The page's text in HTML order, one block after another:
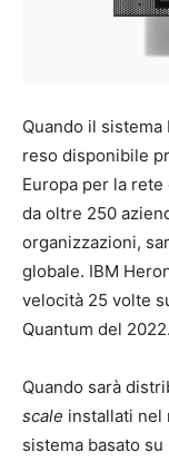
Quando il sistema
reso disponibile
Europa per la
da oltre 250
organizzazioni,
globale. IBM
velocità 25 volte
Quantum del 2022.
Quando sarà
scale installati nel
sistema basato